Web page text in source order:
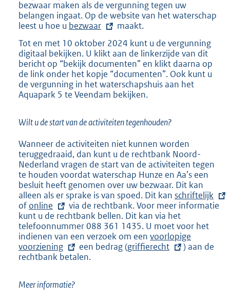
bezwaar maken als de vergunning tegen uw
belangen ingaat. Op de website van het waterschap
leest u hoe u E
t
e
r
n
e
l
n
k
bezwaar
maakt.
Tot en met 10 oktober 2024 kunt u de vergunning
digitaal bekijken. U klikt aan de linkerzijde van dit
bericht op “bekijk documenten” en klikt daarna op
de link onder het kopje “documenten”. Ook kunt u
de vergunning in het waterschapshuis aan het
Aquapark 5 te Veendam bekijken.
Wilt u de start van de activiteiten tegenhouden?
Wanneer de activiteiten niet kunnen worden
teruggedraaid, dan kunt u de rechtbank Noord-
Nederland vragen de start van de activiteiten tegen
te houden voordat waterschap Hunze en Aa’s een
besluit heeft genomen over uw bezwaar. Dit kan
alleen als er sprake is van spoed. Dit kan E
x
t
e
r
n
schriftelijk
of E
x
t
e
r
n
i
online
via de rechtbank. Voor meer informatie
kunt u de rechtbank bellen. Dit kan via het
telefoonnummer 088 361 1435. U moet voor het
indienen van een verzoek om een E
x
voorlopige
voorziening
een bedrag (E
griffierecht
) aan de
rechtbank betalen.
Meer informatie?